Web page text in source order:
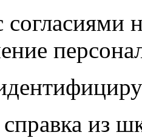
согласиями
справка из